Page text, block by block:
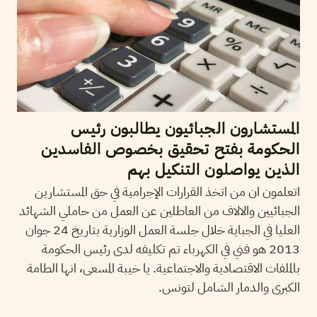
المستشارون الجبائيون يطالبون رئيس
الحكومة بفتح تحقيق بخصوص الفاسدين
الذين يواصلون التنكيل بهم
اتعلمون ان من اتخذ القرارات الإجرامية في حق المستشارين
الجبائيين والالاف من العاطلين عن العمل من حاملي الشهائد
العليا في الجباية خلال جلسة العمل الوزارية بتاريخ 24 جوان
2013 هو فني في الكهرباء تم تكليفه لدى رئيس الحكومة
بالملفات الاقتصادية والاجتماعية. يا خيبة المسعى، انها الطامة
الكبرى والدمار الشامل لتونس.